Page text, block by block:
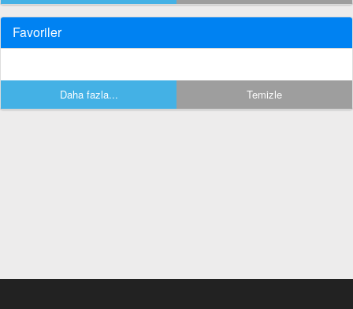
Favoriler
Daha fazla... Temizle